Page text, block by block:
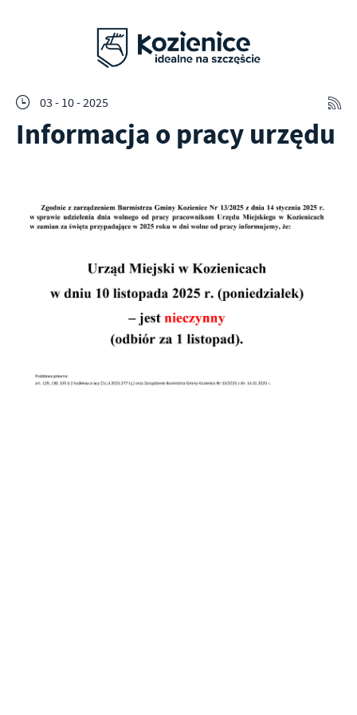
03 - 10 - 2025
Informacja o pracy urzędu